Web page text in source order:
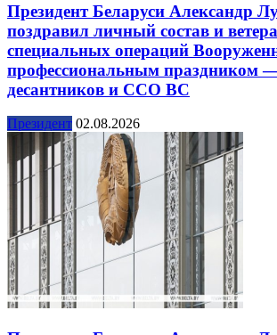
Президент Беларуси Александр
поздравил личный состав и
специальных операций
профессиональным праздником
десантников и ССО ВС
Президент 02.08.2026